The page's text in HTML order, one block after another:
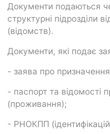
Документи подаються
структурні підрозділи
(відомств).
Документи, які подає
- заява про призначення
- паспорт та відомості
(проживання);
- РНОКПП